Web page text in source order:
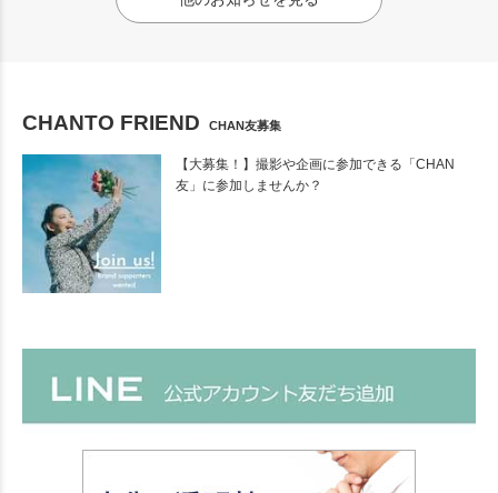
CHANTO FRIEND CHAN友募集
【大募集！】撮影や企画に参加できる「CHAN
友」に参加しませんか？